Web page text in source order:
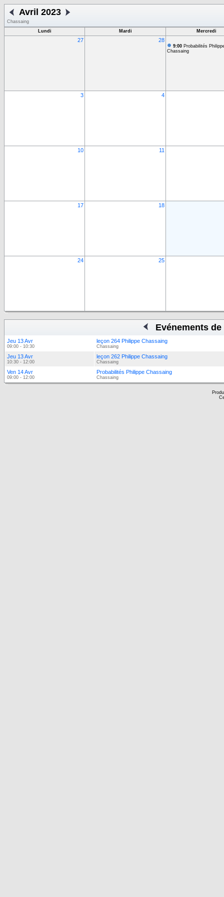
Avril 2023
Chassaing
Lundi
Mardi Mercredi
27 28
9:00 Probabilités
Chassaing
3 4
10 11
17 18
24 25
Evénements
Jeu 13 Avr
09:00 - 10:30
leçon 264 Philippe Chassaing
Chassaing
Jeu 13 Avr
10:30 - 12:00
leçon 262 Philippe Chassaing
Chassaing
Ven 14 Avr
09:00 - 12:00
Probabilités Philippe Chassaing
Chassaing